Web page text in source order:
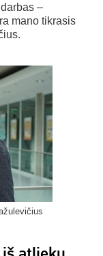
–
mano tikrasis